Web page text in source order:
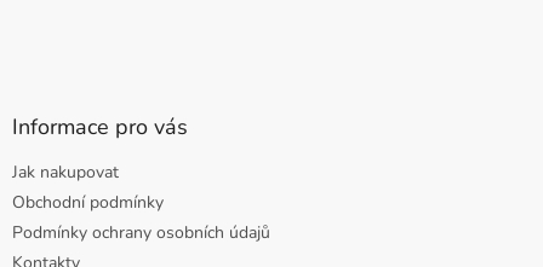
Informace pro vás
Jak nakupovat
Obchodní podmínky
Podmínky ochrany osobních údajů